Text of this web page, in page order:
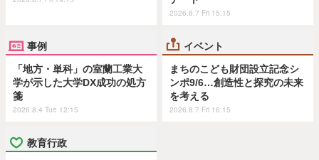
2026.8.7 Fri 15:15
事例
「地方・単科」の室蘭工業大
学が示した大学DX成功の処方
箋
2026.8.4 Tue 12:15
イベント
まちのこども財団設立記念シ
ンポ9/6…創造性と探究の未来
を考える
2026.8.7 Fri 16:15
教育行政